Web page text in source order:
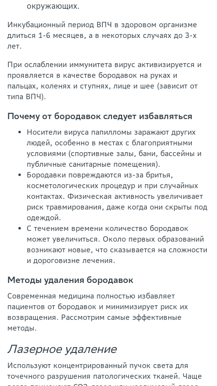
окружающих.
Инкубационный период ВПЧ в здоровом организме
длиться 1-6 месяцев, а в некоторых случаях до 3-х
лет.
При ослаблении иммунитета вирус активизируется и
проявляется в качестве бородавок на руках и
пальцах, коленях и ступнях, лице и шее (зависит от
типа ВПЧ).
Почему от бородавок следует избавляться
Носители вируса папилломы заражают других
людей, особенно в местах с благоприятными
условиями (спортивные залы, бани, бассейны и
публичные санитарные помещения).
Бородавки повреждаются из-за бритья,
косметологических процедур и при случайных
контактах. Физическая активность увеличивает
риск травмирования, даже когда они скрыты под
одеждой.
С течением времени количество бородавок
может увеличиться. Около первых образований
возникают новые, что сказывается на сложности
и дороговизне лечения.
Методы удаления бородавок
Современная медицина полностью избавляет
пациентов от бородавок и минимизирует риск их
возвращения. Рассмотрим самые эффективные
методы.
Лазерное удаление
Используют концентрированный пучок света для
точечного разрушения патологических тканей. Чаще